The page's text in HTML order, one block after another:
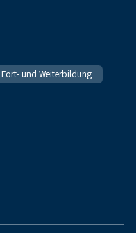
Fort- und Weiterbildung